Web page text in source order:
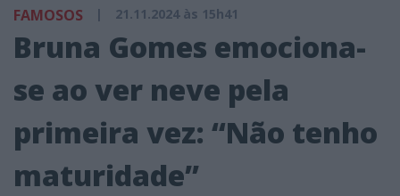
HOLOFOTE TV
NEWSLETTER
FAMOSOS | 21.11.2024 às 15h41
Bruna Gomes emociona-
se ao ver neve pela
primeira vez: “Não tenho
maturidade”